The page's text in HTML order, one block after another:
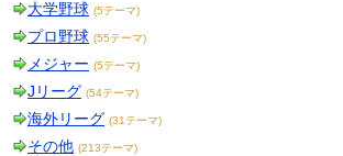
大学野球 (5テーマ)
プロ野球 (55テーマ)
メジャー (5テーマ)
Jリーグ (54テーマ)
海外リーグ (31テーマ)
その他 (213テーマ)